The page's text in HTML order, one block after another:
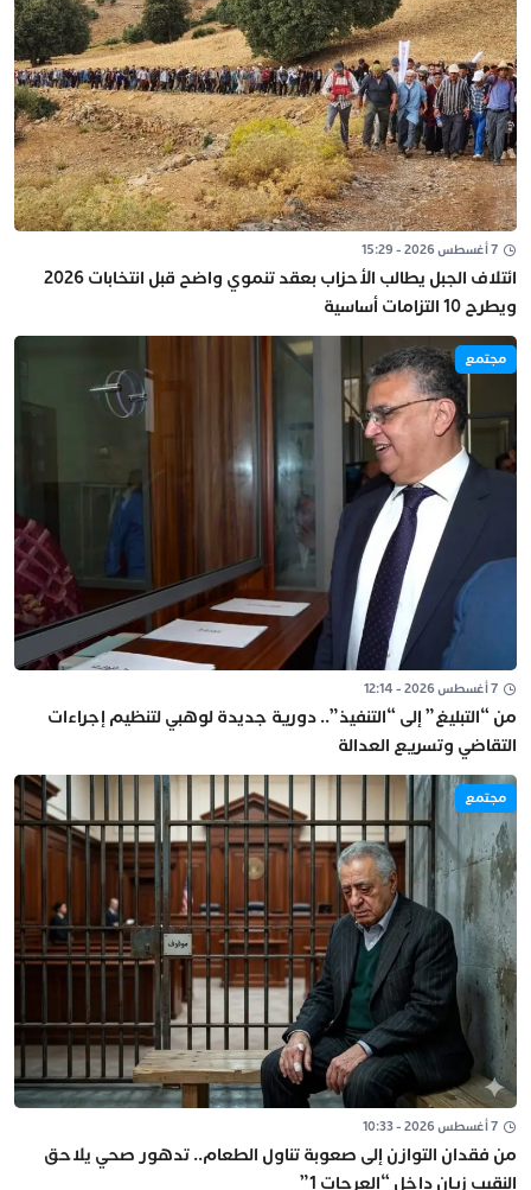
7 أغسطس 2026 - 15:29
ائتلاف الجبل يطالب الأحزاب بعقد تنموي واضح قبل انتخابات 2026
ويطرح 10 التزامات أساسية
مجتمع
7 أغسطس 2026 - 12:14
من “التبليغ” إلى “التنفيذ”.. دورية جديدة لوهبي لتنظيم إجراءات
التقاضي وتسريع العدالة
مجتمع
7 أغسطس 2026 - 10:33
من فقدان التوازن إلى صعوبة تناول الطعام.. تدهور صحي يلاحق
النقيب زيان داخل “العرجات 1”